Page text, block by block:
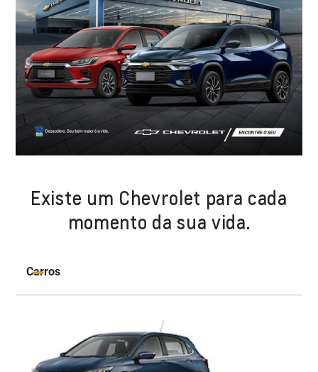
Existe um Chevrolet para cada
momento da sua vida.
Carros